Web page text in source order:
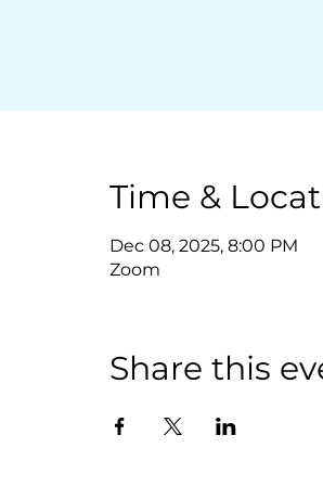
Time &
Dec 08, 2025, 8:00 PM
Zoom
Share this